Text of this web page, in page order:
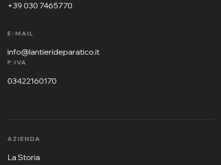
+39 030 7465770
E-MAIL
info@lantierideparatico.it
P.IVA
03422160170
AZIENDA
La Storia